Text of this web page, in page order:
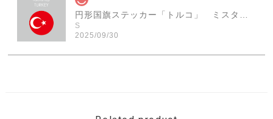
円形国旗ステッカー「トルコ」 ミスターシールオリジナル 世界各国 国旗シール おしゃれ円型 旅行 おみやげ プレゼント ステッカーチューンなどに
S
2025/09/30